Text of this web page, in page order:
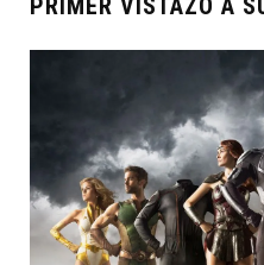
PRIMER VISTAZO A